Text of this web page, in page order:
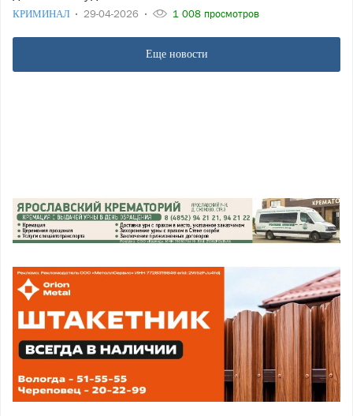
КРИМИНАЛ 29-04-2026 1 008 просмотров
Еще новости